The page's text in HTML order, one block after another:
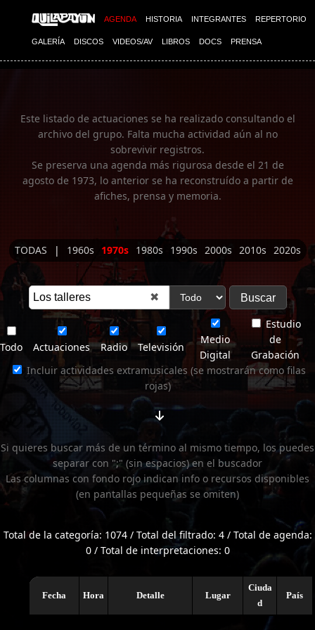
AGENDA HISTORIA INTEGRANTES REPERTORIO
GALERÍA DISCOS VIDEOS/AV LIBROS DOCS PRENSA
Imagen 01
Este listado de actuaciones se ha realizado consultando el
archivo del grupo. Falta mucha actividad aún al no
sobrevivir registros.
Se preserva una agenda más rigurosa desde el 21 de
agosto de 1973, lo anterior se ha reconstruído a partir de
afiches, prensa y memoria.
TODAS | 1960s 1970s 1980s 1990s 2000s 2010s 2020s
✖
Todo Actuaciones Radio Televisión
Medio
Digital
Estudio
de
Grabación
Incluir actividades extramusicales (se mostrarán como filas
rojas)
Si quieres buscar más de un término al mismo tiempo, los puedes
separar con ";" (sin espacios) en el buscador
Las columnas con fondo rojo indican info o recursos disponibles
(en pantallas pequeñas se omiten)
Total de la categoría: 1074 / Total del filtrado: 4 / Total de agenda:
0 / Total de interpretaciones: 0
Fecha Hora Detalle Lugar
Ciuda
d
País